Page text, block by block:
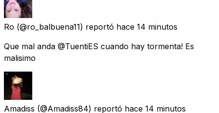
Ro (@ro_balbuena11) reportó hace 14 minutos
Que mal anda @TuentiES cuando hay tormenta! Es
malisimo
Amadiss (@Amadiss84) reportó hace 14 minutos